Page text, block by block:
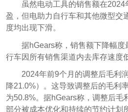
虽然电动工具的销售额在
盈，但电助力自行车和其他微型交
度均出现下滑。
据hGears称，销售额下降幅度
行车因所有销售渠道内去库存速度
2024年前9个月的调整后毛利
降21.0%）。这导致调整后的毛利
为50.8%。据hGears称，调整后毛
部分被成本优化和持续的节约计划